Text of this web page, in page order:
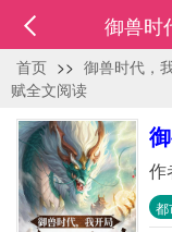
御兽时
首页 >> 御兽时代，
赋全文阅读
作
都